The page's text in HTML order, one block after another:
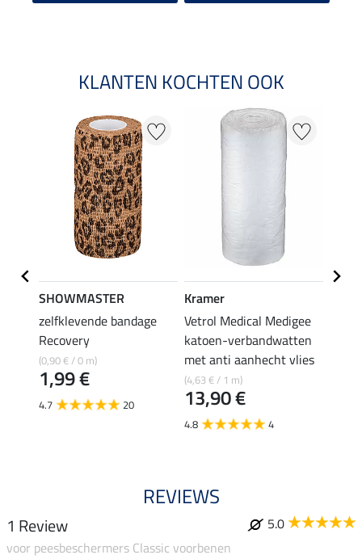
KLANTEN KOCHTEN OOK
SHOWMASTER
zelfklevende bandage
Recovery
(0,90 € / 0 m)
1,99 €
4.7 20
Kramer
Vetrol Medical Medigee
katoen-verbandwatten
met anti aanhecht vlies
(4,63 € / 1 m)
13,90 €
4.8 4
REVIEWS
1 Review
5.0
voor peesbeschermers Classic voorbenen